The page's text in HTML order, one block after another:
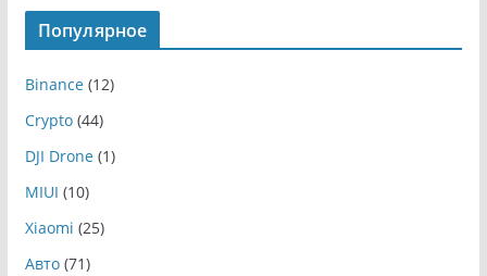
Популярное
Binance(12)
Crypto(44)
DJI Drone(1)
MIUI (10)
Xiaomi (25)
Авто(71)